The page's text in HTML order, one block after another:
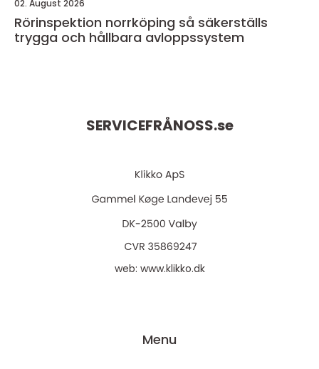
02. August 2026
Rörinspektion norrköping så säkerställs
trygga och hållbara avloppssystem
SERVICEFRÅNOSS.se
web: www.klikko.dk
Menu